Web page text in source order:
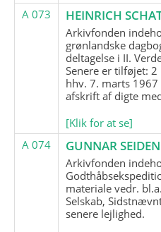
A 073
HEINRICH
Arkivfonden
grønlandske
deltagelse i II.
Senere er tilføjet:
hhv. 7. marts
afskrift af digte
[Klik for at se]
A 074
GUNNAR
Arkivfonden
materiale vedr.
Selskab,
senere lejlighed.